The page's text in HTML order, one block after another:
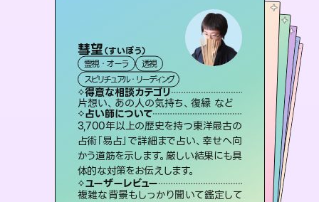
彗望（すいぼう）
霊視・オーラ
透視
スピリチュアル・リーディング
得意な相談カテゴリ
片想い、あの人の気持ち、復縁 など
占い師について
3,700年以上の歴史を持つ東洋最古の
占術「易占」で詳細まで占い、幸せへ向
かう道筋を示します。厳しい結果にも具
体的な対策をお伝えします。
ユーザーレビュー
複雑な背景もしっかり聞いて鑑定して
おう 霊感オラクル
霊視・オーラ
オラクルカード
得意な相談カテゴリ
恋愛総合、あの人の気持ち など
占い師について
霊視×オラクルカードを使って「今」と
「未来」そして「気になるあの人の気持
ち」まで丁寧に読み解き、恋や人生のヒ
ントを優しく引き出します。
ユーザーレビュー
不安な気持ちが嘘みたいに晴れまし
た…！よく視えていらっしゃるんだなと
セラピスト理恵
霊視・オーラ
スピリチュアル・リーディング
得意な相談カテゴリ
片想い、二人の未来、年の差 など
占い師について
連絡再開、復縁、成就などの報告実績
多数。セラピストとして2万超の施術経
験があるからこそできる鑑定で、より良
い未来をサポートします。
ユーザーレビュー
とても心温まる鑑定でした。しかもこち
らは何も言っていないのに視えていらっ
アイリス -iris-
西洋占星術
ルーン
得意な相談カテゴリ
恋愛総合、片想い、二人の未来 など
占い師について
復縁、恋愛、不倫の行方、同性愛や片思い、仕事関係や借金問題まで知りたいことや心の負担になっていることを紐解き、背中をそっと押して導きます。
ユーザーレビュー
安心感のあり、言い切ってくれる所や濁
さない鑑定のおかげで、毎回自分の気
未来視師＊花
霊視・オーラ
スピリチュアル・リーディング
得意な相談カテゴリ
出逢い、片想い、復縁 など
占い師について
未来には何パターンもの選択肢があり
ます。不安で視えにくくなっているあな
たの素敵な未来を見つけ、その未来を
選択できるようアドバイスします。
ユーザーレビュー
職場の人の性質や人間関係、本心など
本当によく視えていてびっくり。対策が
桃源珠羽
霊視・オーラ タロット
スピリチュアル・リーディング
得意な相談カテゴリ
片想い、あの人の気持ち、復縁 など
占い師について
恋愛のお悩みの中でも特に「曖昧な関
係」の相談を得意としており、友達以上
恋人未満なお相手との今後や本音を丁
寧に読み解き恋愛成就へと導きます。
ユーザーレビュー
鑑定していただいてアドバイス通りに行
動すると仲が復活してきました。ありが